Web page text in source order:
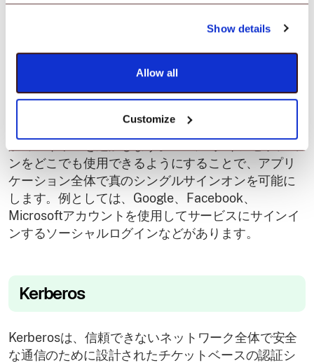
Show details
Allow all
Customize
ョンやAPI駆動型エコシステムに最適です。
OpenID Connect (OIDC)
証プロセスにユーザーIDの詳細を含めることで、追
加のレイヤーを追加します。1つのログインセッショ
ンをどこでも使用できるようにすることで、アプリ
ケーション全体で真のシングルサインオンを可能に
します。例としては、Google、Facebook、
Microsoftアカウントを使用してサービスにサインイ
ンするソーシャルログインなどがあります。
Kerberos
Kerberosは、信頼できないネットワーク全体で安全
な通信のために設計されたチケットベースの認証シ